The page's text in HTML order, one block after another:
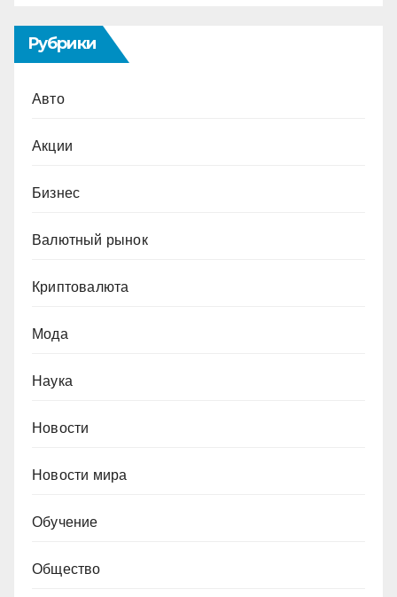
Рубрики
Авто
Акции
Бизнес
Валютный рынок
Криптовалюта
Мода
Наука
Новости
Новости мира
Обучение
Общество